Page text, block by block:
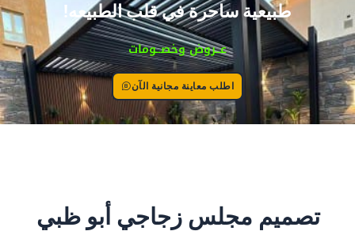
طبيعية ساحرة في قلب الطبيعه!
عــروض وخصــومات
اطلب معاينة مجانية الآن
تصميم مجلس زجاجي أبو ظبي